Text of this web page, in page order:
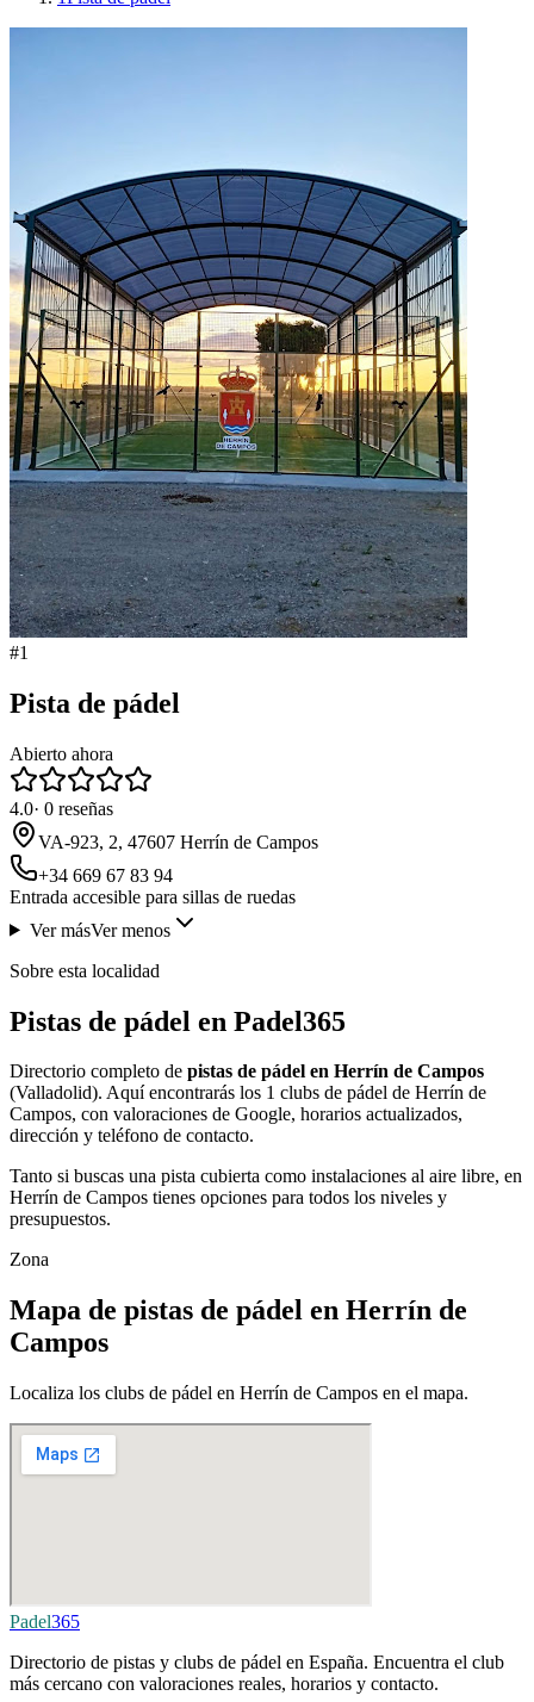
#1
Pista de pádel
Abierto ahora
4.0· 0 reseñas
VA-923, 2, 47607 Herrín de Campos
+34 669 67 83 94
Entrada accesible para sillas de ruedas
Ver másVer menos
Sobre esta localidad
Pistas de pádel en Padel365
Directorio completo de pistas de pádel en Herrín de Campos
(Valladolid). Aquí encontrarás los 1 clubs de pádel de Herrín de
Campos, con valoraciones de Google, horarios actualizados,
dirección y teléfono de contacto.
Tanto si buscas una pista cubierta como instalaciones al aire libre, en
Herrín de Campos tienes opciones para todos los niveles y
presupuestos.
Zona
Mapa de pistas de pádel en Herrín de
Campos
Localiza los clubs de pádel en Herrín de Campos en el mapa.
Padel365
Directorio de pistas y clubs de pádel en España. Encuentra el club
más cercano con valoraciones reales, horarios y contacto.